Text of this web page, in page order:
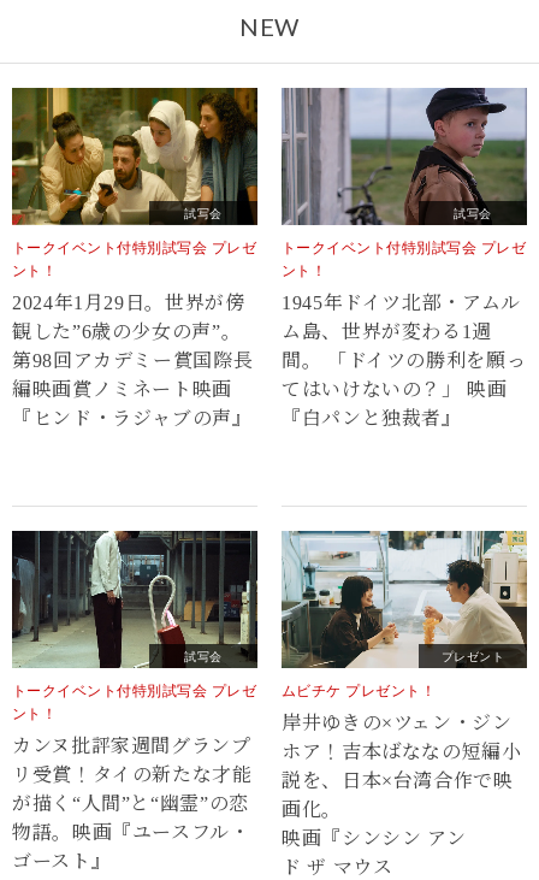
NEW
試写会
トークイベント付特別試写会 プレゼ
ント！
2024年1月29日。世界が傍
観した”6歳の少女の声”。
第98回アカデミー賞国際長
編映画賞ノミネート映画
『ヒンド・ラジャブの声』
試写会
トークイベント付特別試写会 プレゼ
ント！
1945年ドイツ北部・アムル
ム島、世界が変わる1週
間。 「ドイツの勝利を願っ
てはいけないの？」 映画
『白パンと独裁者』
試写会
トークイベント付特別試写会 プレゼ
ント！
カンヌ批評家週間グランプ
リ受賞！タイの新たな才能
が描く“⼈間”と“幽霊”の恋
物語。映画『ユースフル・
ゴースト』
プレゼント
ムビチケ プレゼント！
岸井ゆきの×ツェン・ジン
ホア！吉本ばななの短編小
説を、日本×台湾合作で映
画化。
映画『シンシン アン
ド ザ マウス